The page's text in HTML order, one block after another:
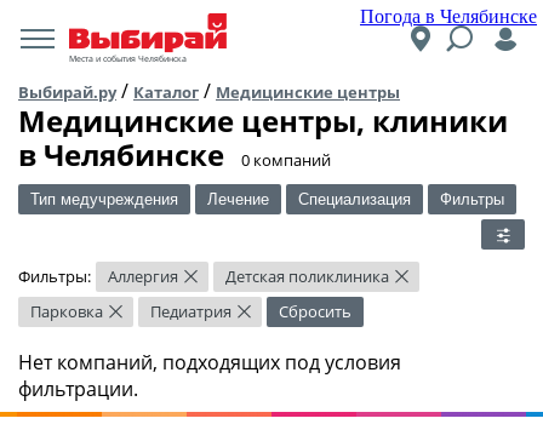
Погода в Челябинске
Места и события Челябинска
Выбирай.ру/ Каталог / Медицинские центры
Медицинские центры, клиники
в Челябинске
​0 компаний
Тип медучреждения Лечение Специализация Фильтры
Фильтры: Аллергия × Детская поликлиника ×
Парковка × Педиатрия × Сбросить
Нет компаний, подходящих под условия
фильтрации.